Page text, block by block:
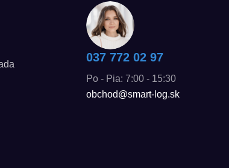
037 772 02 97
Po - Pia: 7:00 - 15:30
obchod@smart-log.sk